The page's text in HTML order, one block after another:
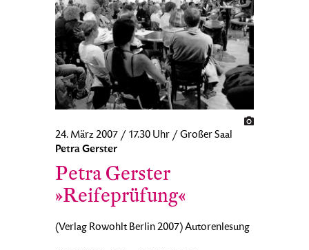
24. März 2007 / 17.30 Uhr / Großer Saal
Petra Gerster
Petra Gerster
»Reifeprüfung«
(Verlag Rowohlt Berlin 2007) Autorenlesung